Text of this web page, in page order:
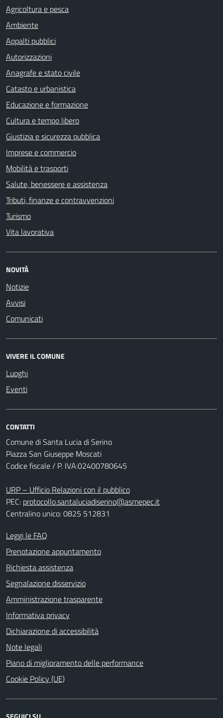
Agricoltura e pesca
Ambiente
Appalti pubblici
Autorizzazioni
Anagrafe e stato civile
Catasto e urbanistica
Educazione e formazione
Cultura e tempo libero
Giustizia e sicurezza pubblica
Imprese e commercio
Mobilità e trasporti
Salute, benessere e assistenza
Tributi, finanze e contravvenzioni
Turismo
Vita lavorativa
NOVITÀ
Notizie
Avvisi
Comunicati
VIVERE IL COMUNE
Luoghi
Eventi
CONTATTI
Comune di Santa Lucia di Serino
Piazza San Giuseppe Moscati
Codice fiscale / P. IVA:02400780645
URP – Ufficio Relazioni con il pubblico
PEC: protocollo.santaluciadiserino@asmepec.it
Centralino unico: 0825 512831
Leggi le FAQ
Prenotazione appuntamento
Richiesta assistenza
Segnalazione disservizio
Amministrazione trasparente
Informativa privacy
Dichiarazione di accessibilità
Note legali
Piano di miglioramento delle performance
Cookie Policy (UE)